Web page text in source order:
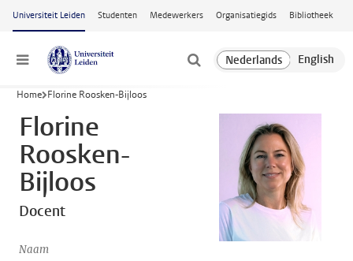
Ga naar hoofdinhoud
Universiteit Leiden Studenten Medewerkers Organisatiegids Bibliotheek
Menu
Home Florine Roosken-Bijloos
Florine
Roosken-
Bijloos
Docent
Naam